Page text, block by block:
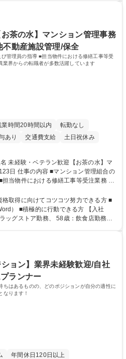
問合せ、相談対応 ・その他日常の総務
茶の水】マンション管理事務
動産施設管理/保全
管理員の指導 ■担当物件における修繕工事等受
界からの転職者が多数活躍しています
業時間20時間以内
転勤なし
あり 交通費支給 土日祝休み
理組合の
当物件における修繕工事等受注業務 ■
らの転職者が多数活躍しています
ンティヴで平均約100万円/年（昨年度
50,000円/月 ★親会社である株式会社合
して、質の高いサービスと適性価格を
取得に向けてコツコツ努力できる方 ■
方 【入社
勤務、 58歳：飲食店勤務
ックス制度、未経験からでも下限年収
短大 専修学校 高校 語学力： 資格：第
ション】業界未経験歓迎/自社
ランナー
ちはあるものの、どのポジションが自分の適性に
なります！
年間休日120日以上